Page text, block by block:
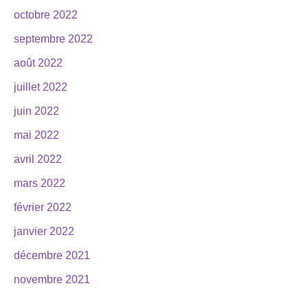
octobre 2022
septembre 2022
août 2022
juillet 2022
juin 2022
mai 2022
avril 2022
mars 2022
février 2022
janvier 2022
décembre 2021
novembre 2021